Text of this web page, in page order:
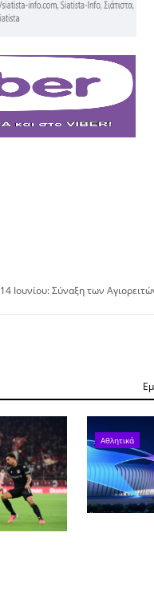
14 Ιουνίου: Σύναξη των
Αθλητικά